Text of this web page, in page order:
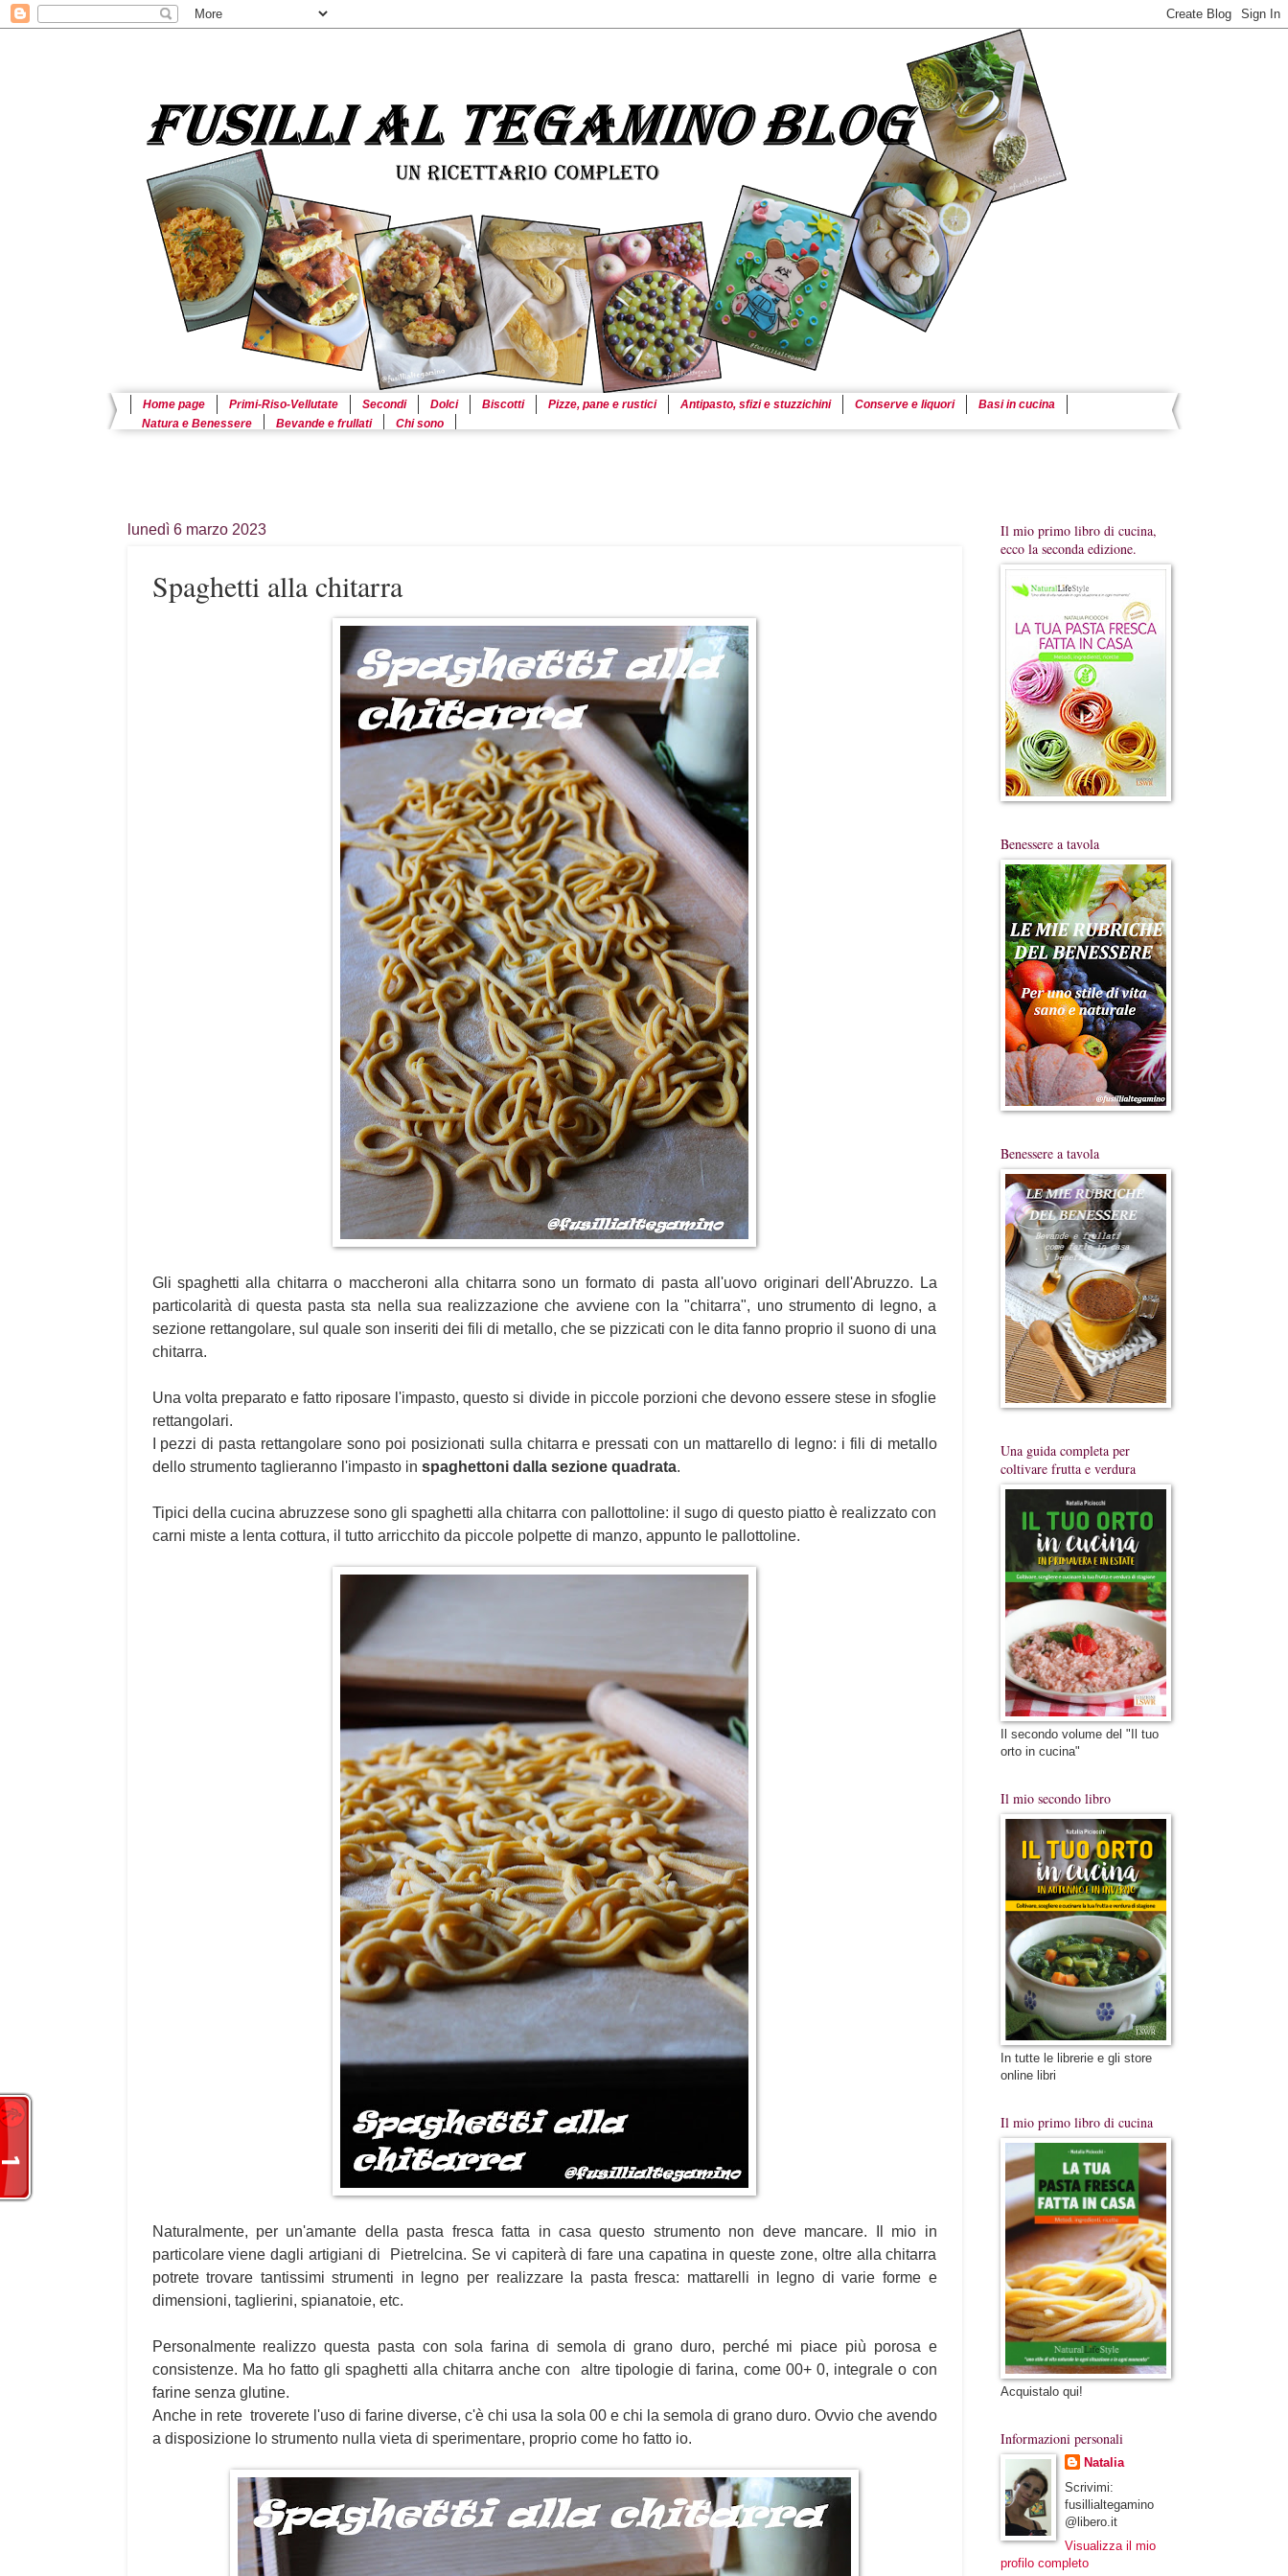
Home page Primi-Riso-Vellutate Secondi Dolci Biscotti Pizze, pane e rustici Antipasto, sfizi e stuzzichini Conserve e liquori
Basi in cucina
Natura e Benessere
Bevande e frullati Chi sono
lunedì 6 marzo 2023
Spaghetti alla chitarra
Gli spaghetti alla chitarra o maccheroni alla chitarra sono un formato di pasta all'uovo originari dell'Abruzzo. La
particolarità di questa pasta sta nella sua realizzazione che avviene con la "chitarra", uno strumento di legno, a
sezione rettangolare, sul quale son inseriti dei fili di metallo, che se pizzicati con le dita fanno proprio il suono di una
chitarra.
Una volta preparato e fatto riposare l'impasto, questo si divide in piccole porzioni che devono essere stese in sfoglie
rettangolari.
I pezzi di pasta rettangolare sono poi posizionati sulla chitarra e pressati con un mattarello di legno: i fili di metallo
dello strumento taglieranno l'impasto in spaghettoni dalla sezione quadrata.
Tipici della cucina abruzzese sono gli spaghetti alla chitarra con pallottoline: il sugo di questo piatto è realizzato con
carni miste a lenta cottura, il tutto arricchito da piccole polpette di manzo, appunto le pallottoline.
Naturalmente, per un'amante della pasta fresca fatta in casa questo strumento non deve mancare. Il mio in
particolare viene dagli artigiani di Pietrelcina. Se vi capiterà di fare una capatina in queste zone, oltre alla chitarra
potrete trovare tantissimi strumenti in legno per realizzare la pasta fresca: mattarelli in legno di varie forme e
dimensioni, taglierini, spianatoie, etc.
Personalmente realizzo questa pasta con sola farina di semola di grano duro, perché mi piace più porosa e
consistenze. Ma ho fatto gli spaghetti alla chitarra anche con altre tipologie di farina, come 00+ 0, integrale o con
farine senza glutine.
Anche in rete troverete l'uso di farine diverse, c'è chi usa la sola 00 e chi la semola di grano duro. Ovvio che avendo
a disposizione lo strumento nulla vieta di sperimentare, proprio come ho fatto io.
Il mio primo libro di cucina,
ecco la seconda edizione.
Benessere a tavola
Benessere a tavola
Una guida completa per
coltivare frutta e verdura
Il secondo volume del "Il tuo
orto in cucina"
Il mio secondo libro
In tutte le librerie e gli store
online libri
Il mio primo libro di cucina
Acquistalo qui!
Informazioni personali
Natalia
Scrivimi:
fusillialtegamino
@libero.it
Visualizza il mio
profilo completo